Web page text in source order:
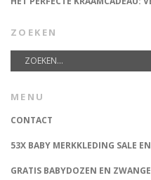
ZOEKEN
MENU
CONTACT
53X BABY MERKKLEDING SALE
GRATIS BABYDOZEN EN